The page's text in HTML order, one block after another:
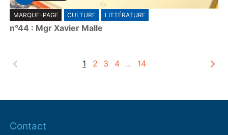
P
l
a
MARQUE-PAGE CULTURE LITTÉRATURE
n°44 : Mgr Xavier Malle
1 2 3 4 … 14
Contact